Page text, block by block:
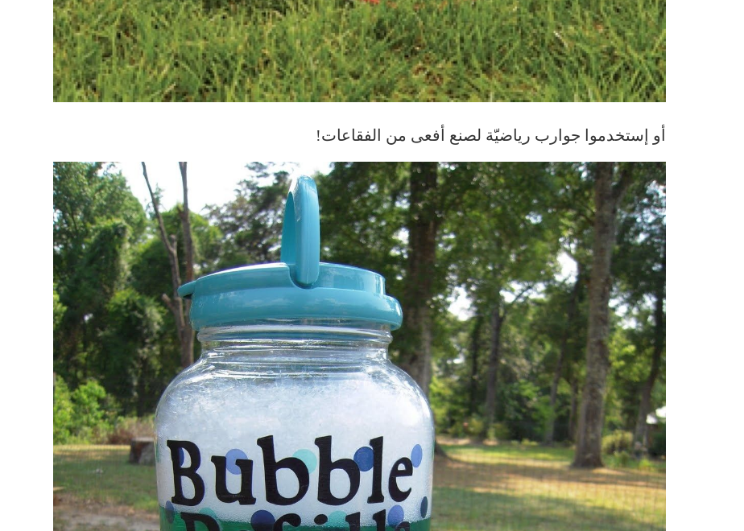
أو إستخدموا جوارب رياضيّة لصنع أفعى من الفقاعات!